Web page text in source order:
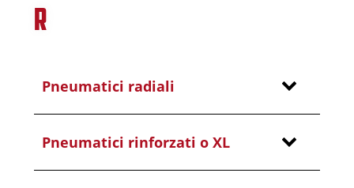
R
Pneumatici radiali
Pneumatici rinforzati o XL